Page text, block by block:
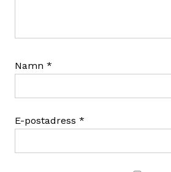
Namn *
E-postadress *